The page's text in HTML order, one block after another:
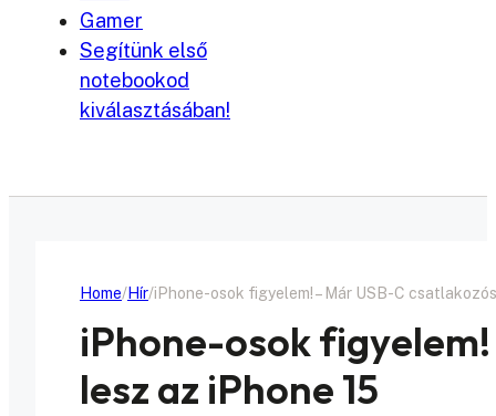
Gamer
Segítünk első
notebookod
kiválasztásában!
Home Hír iPhone-osok figyelem! – Már USB-C
iPhone-osok
lesz az iPhone 15